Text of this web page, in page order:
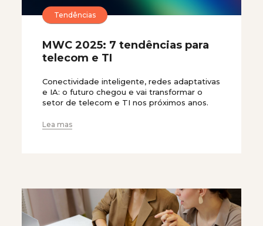
Tendências
MWC 2025: 7 tendências para
telecom e TI
Conectividade inteligente, redes adaptativas
e IA: o futuro chegou e vai transformar o
setor de telecom e TI nos próximos anos.
Lea mas